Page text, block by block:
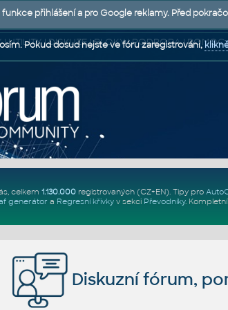
UTILITY | DISKUZE | BLOKY | PODPORA | POMOC
celkem 1.130.000registrovaných (CZ+EN). Tipy pro
generátor a Regresní křivkyv sekci Převodníky. Kompletní
Diskuzní fórum,
přihlášení a pro Google reklamy. Před
Pokud dosud nejste ve fóru zaregistrováni,